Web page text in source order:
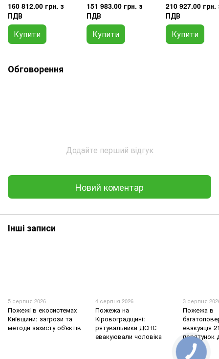
160 812.00 грн. з
ПДВ
Купити
151 983.00 грн. з
ПДВ
Купити
210 927.00 грн.
ПДВ
Купити
Обговорення
Додайте перший відгук
Новий коментар
Інші записи
5 серпня 2026
Пожежі в екосистемах
Київщини: загрози та
методи захисту об'єктів
4 серпня 2026
Пожежа на
Кіровоградщині:
рятувальники ДСНС
евакуювали чоловіка
3 серпня
Пожежа в
евакуація
порятунок